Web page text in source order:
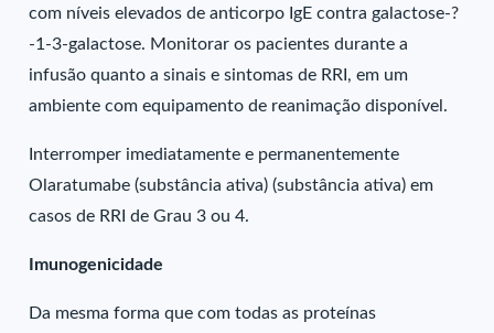
com níveis elevados de anticorpo IgE contra galactose-?
-1-3-galactose. Monitorar os pacientes durante a
infusão quanto a sinais e sintomas de RRI, em um
ambiente com equipamento de reanimação disponível.
Interromper imediatamente e permanentemente
Olaratumabe (substância ativa) (substância ativa) em
casos de RRI de Grau 3 ou 4.
Imunogenicidade
Da mesma forma que com todas as proteínas